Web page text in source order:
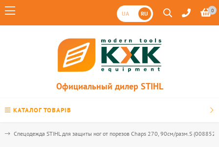
UA RU 0
Официальный дилер STIHL
КАТАЛОГ ТОВАРІВ
Спецодежда STIHL для защиты ног от порезов Chaps 270, 90см/разм.S